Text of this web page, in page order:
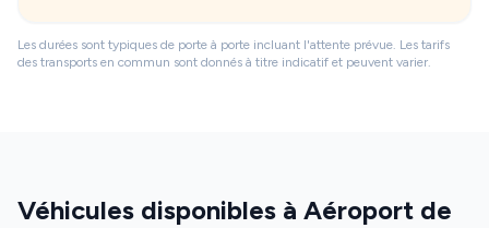
Les durées sont typiques de porte à porte incluant l'attente prévue. Les tarifs
des transports en commun sont donnés à titre indicatif et peuvent varier.
Véhicules disponibles à Aéroport de